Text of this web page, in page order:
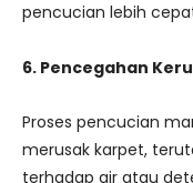
pencucian lebih
6. Pencegahan
Proses pencucian
merusak karpet,
terhadap air atau